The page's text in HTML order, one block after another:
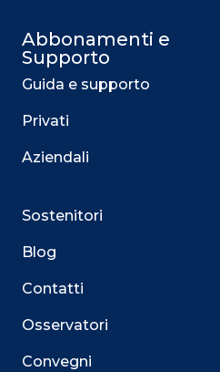
Abbonamenti e
Supporto
Guida e supporto
Privati
Aziendali
Sostenitori
Blog
Contatti
Osservatori
Convegni